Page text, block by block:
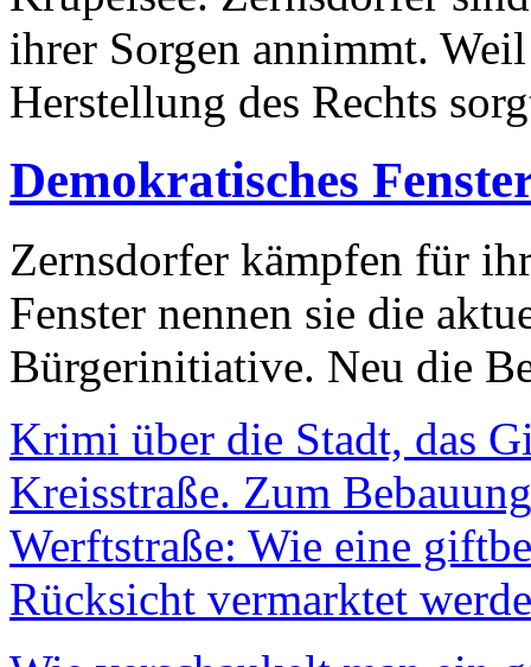
ihrer Sorgen annimmt.
Herstellung des Rechts
Demokratisches
Zernsdorfer kämpfen für
Fenster nennen sie die
Bürgerinitiative. Neu die
Krimi über die Stadt, das
Kreisstraße. Zum
Werftstraße: Wie eine
Rücksicht vermarktet